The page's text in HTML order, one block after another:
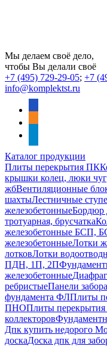
Мы делаем своё дело,
чтобы Вы делали своё
+7 (495) 729-29-05; +7
info@komplektst.ru
Каталог продукции
Плиты перекрытия ПК
крышки колец, люки
жбВентиляционные
шахтыЛестничные
железобетонныеБордюр
тротуарная, брусчатка
железобетонные БСП,
железобетонныеЛотки
лотковЛотки
ПДН, 1П, 2П
железобетонные
ребристыеПанели забора
фундамента ФЛПлиты
ПНОПлиты перекрытия
коллекторов
Дпк купить недорого
доскаДоска дпк для